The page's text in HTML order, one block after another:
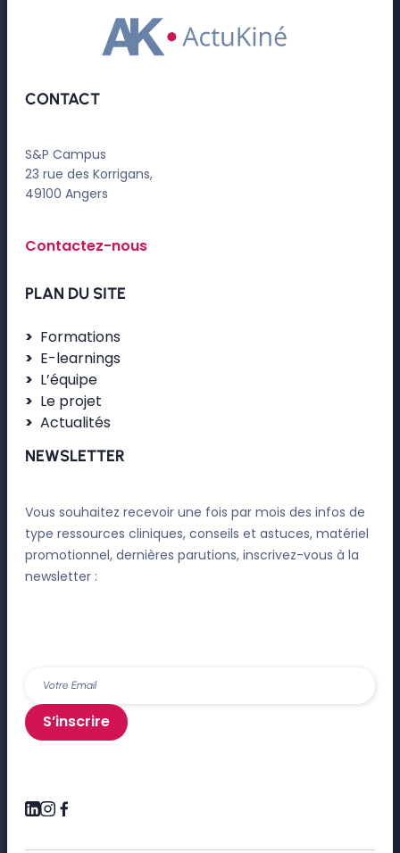
CONTACT
S&P Campus
23 rue des Korrigans,
49100 Angers
Contactez-nous
PLAN DU SITE
Formations
E-learnings
L’équipe
Le projet
Actualités
NEWSLETTER
Vous souhaitez recevoir une fois par mois des infos de
type ressources cliniques, conseils et astuces, matériel
promotionnel, dernières parutions, inscrivez-vous à la
newsletter :
S’inscrire